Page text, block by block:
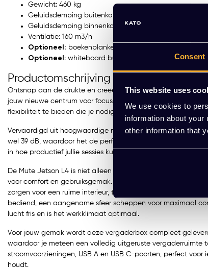
Consent
This website uses
We use cookies to
information about
other information that
Gewicht: 460 kg
Geluidsdemping buitenkant: tot 39 dB
Geluidsdemping binnenkant: tot 38 dB
Ventilatie: 160 m3/h
Optioneel: boekenplanken
Optioneel : whiteboard buitenkant
Productomschrijving
Ontsnap aan de drukte en creëer op elk gewenst moment
jouw nieuwe centrum voor focus en samenwerking. Deze
flexibiliteit te bieden die je nodig hebt in een dynamische
Vervaardigd uit hoogwaardige materialen, biedt de
wel 39 dB, waardoor het de perfecte keuze is voor stille
in hoe productief jullie sessies kunnen zijn zonder afleiding
De Mute Jetson L4 is niet alleen functioneel door zijn
voor comfort en gebruiksgemak. De buitenafmetingen van
zorgen voor een ruime interieur, terwijl de ingebouwde led-
bediend, een aangename sfeer scheppen voor maximaal
lucht fris en is het werkklimaat optimaal.
Voor jouw gemak wordt deze vergaderbox compleet
waardoor je meteen een volledig uitgeruste
stroomvoorzieningen, USB A en USB C-poorten, perfect
houdt.
Incl. btw)
varianten beschikbaar
(21.657,79 Incl. btw)